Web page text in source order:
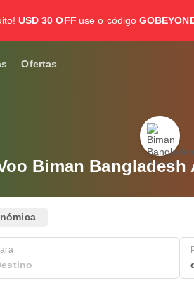
USD 30 OFF use o código
Ofertas
Biman Bangladesh